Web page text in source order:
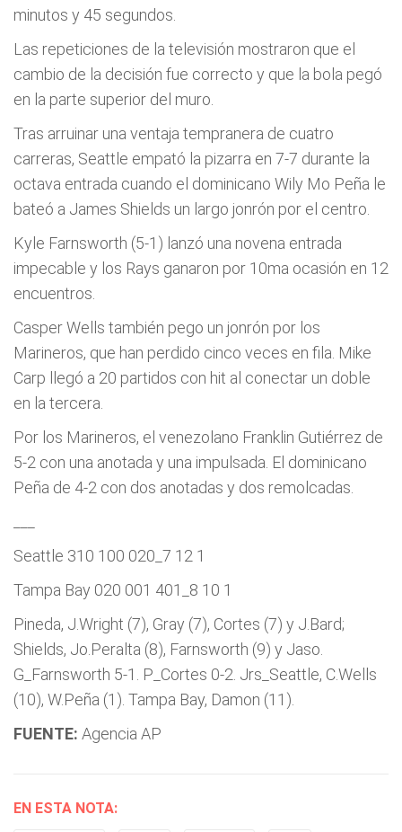
minutos y 45 segundos.
Las repeticiones de la televisión mostraron que el
cambio de la decisión fue correcto y que la bola pegó
en la parte superior del muro.
Tras arruinar una ventaja tempranera de cuatro
carreras, Seattle empató la pizarra en 7-7 durante la
octava entrada cuando el dominicano Wily Mo Peña le
bateó a James Shields un largo jonrón por el centro.
Kyle Farnsworth (5-1) lanzó una novena entrada
impecable y los Rays ganaron por 10ma ocasión en 12
encuentros.
Casper Wells también pego un jonrón por los
Marineros, que han perdido cinco veces en fila. Mike
Carp llegó a 20 partidos con hit al conectar un doble
en la tercera.
Por los Marineros, el venezolano Franklin Gutiérrez de
5-2 con una anotada y una impulsada. El dominicano
Peña de 4-2 con dos anotadas y dos remolcadas.
Seattle 310 100 020_7 12 1
Tampa Bay 020 001 401_8 10 1
Pineda, J.Wright (7), Gray (7), Cortes (7) y J.Bard;
Shields, Jo.Peralta (8), Farnsworth (9) y Jaso.
G_Farnsworth 5-1. P_Cortes 0-2. Jrs_Seattle, C.Wells
(10), W.Peña (1). Tampa Bay, Damon (11).
FUENTE: Agencia AP
EN ESTA NOTA: